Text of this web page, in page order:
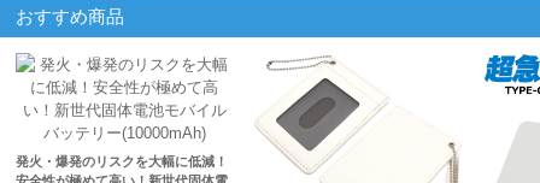
おすすめ商品
発火・爆発のリスクを大幅に低減！